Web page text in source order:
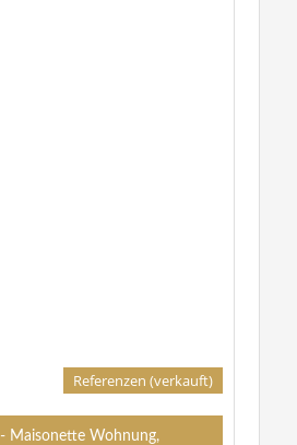
Referenzen (verkauft)
- Maisonette Wohnung,